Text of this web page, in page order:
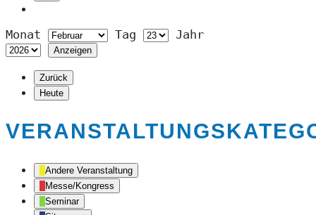
Monat Tag Jahr
Zurück
Heute
Andere Veranstaltung
Messe/Kongress
Seminar